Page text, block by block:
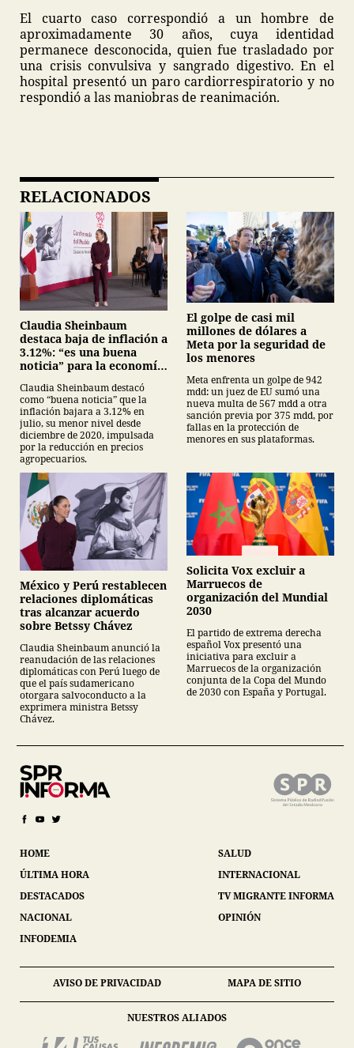
El cuarto caso correspondió a un hombre de
aproximadamente 30 años, cuya identidad
permanece desconocida, quien fue trasladado por
una crisis convulsiva y sangrado digestivo. En el
hospital presentó un paro cardiorrespiratorio y no
respondió a las maniobras de reanimación.
RELACIONADOS
Claudia Sheinbaum
destaca baja de inflación a
3.12%: “es una buena
noticia” para la economía
Claudia Sheinbaum destacó
como “buena noticia” que la
inflación bajara a 3.12% en
julio, su menor nivel desde
diciembre de 2020, impulsada
por la reducción en precios
agropecuarios.
El golpe de casi mil
millones de dólares a
Meta por la seguridad de
los menores
Meta enfrenta un golpe de 942
mdd: un juez de EU sumó una
nueva multa de 567 mdd a otra
sanción previa por 375 mdd, por
fallas en la protección de
menores en sus plataformas.
México y Perú restablecen
relaciones diplomáticas
tras alcanzar acuerdo
sobre Betssy Chávez
Claudia Sheinbaum anunció la
reanudación de las relaciones
diplomáticas con Perú luego de
que el país sudamericano
otorgara salvoconducto a la
exprimera ministra Betssy
Chávez.
Solicita Vox excluir a
Marruecos de
organización del Mundial
2030
El partido de extrema derecha
español Vox presentó una
iniciativa para excluir a
Marruecos de la organización
conjunta de la Copa del Mundo
de 2030 con España y Portugal.
HOME
ÚLTIMA HORA
DESTACADOS
NACIONAL
INFODEMIA
SALUD
INTERNACIONAL
TV MIGRANTE INFORMA
OPINIÓN
AVISO DE PRIVACIDAD MAPA DE SITIO
NUESTROS ALIADOS